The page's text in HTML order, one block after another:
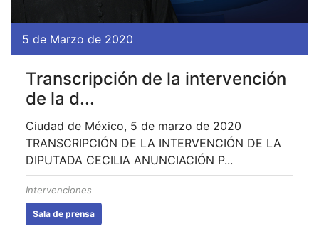
5 de Marzo de 2020
Transcripción de la intervención
de la d...
Ciudad de México, 5 de marzo de 2020
TRANSCRIPCIÓN DE LA INTERVENCIÓN DE LA
DIPUTADA CECILIA ANUNCIACIÓN P...
Intervenciones
Sala de prensa